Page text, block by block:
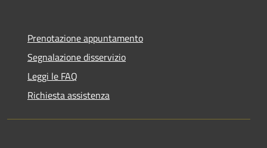
Prenotazione appuntamento
Segnalazione disservizio
Leggi le FAQ
Richiesta assistenza